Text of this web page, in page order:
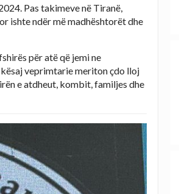
Pas takimeve në Tiranë,
ishte ndër më madhështorët dhe
për atë që jemi ne
kësaj veprimtarie meriton çdo lloj
e atdheut, kombit, familjes dhe